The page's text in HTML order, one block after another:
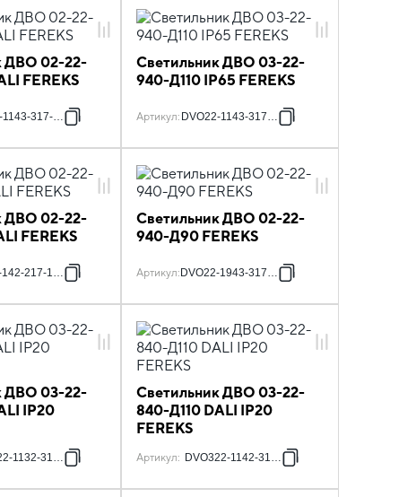
ДВО 02-22-
FEREKS
1143-317-1119
Светильник ДВО 03-22-
940-Д110 IP65 FEREKS
Артикул: DVO22-1143-317-17
ДВО 02-22-
FEREKS
142-217-11719
Светильник ДВО 02-22-
940-Д90 FEREKS
Артикул:DVO22-1943-317-11
ДВО 03-22-
IP20
1132-317-11719
Светильник ДВО 03-22-
840-Д110 DALI IP20
FEREKS
Артикул: DVO322-1142-317-11719